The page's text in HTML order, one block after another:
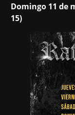
Domingo 11 de
15)